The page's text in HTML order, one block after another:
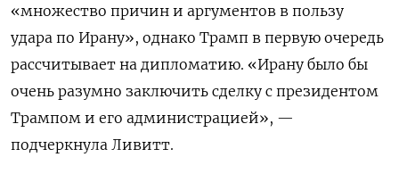
«множество причин и аргументов в пользу
удара по Ирану», однако Трамп в первую очередь
рассчитывает на дипломатию. «Ирану было бы
очень разумно заключить сделку с президентом
Трампом и его администрацией», —
подчеркнула Ливитт.